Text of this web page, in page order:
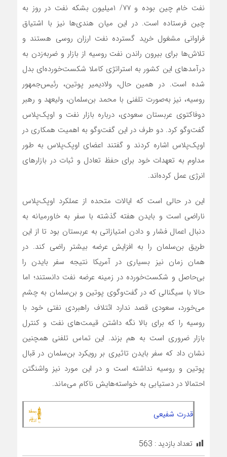
نفت خام چین بوده و ۷۷/ ۱میلیون بشکه نفت در روز به
چین فرستاده است. در این میان هندی‌ها نیز با اشتیاق
فراوانی مشغول خرید گسترده نفت ارزان روسی هستند و
تلاش‌ها برای بیرون راندن نفت روسیه از بازار و ضربه‌زدن به
درآمدهای این کشور به استراتژی کاملا شکست‌خورده‌ای بدل
شده است. در همین حال، ولادیمیر پوتین، رئیس‌جمهور
روسیه، نیز به‌صورت تلفنی با محمد بن‌سلمان، ولیعهد و رهبر
دوفاکتوی عربستان سعودی، درباره بازار نفت و اوپک‌پلاس
گفت‌وگو کرد. دو طرف در این گفت‌وگو به اهمیت همکاری در
اوپک‌پلاس اشاره کردند و گفتند اعضای اوپک‌پلاس به طور
مداوم به تعهدات خود برای حفظ تعادل و ثبات در بازارهای
انرژی عمل کرده‌اند.
این در حالی است که ایالات متحده از عملکرد اوپک‌پلاس
ناراضی است و بایدن هفته گذشته با سفر به خاورمیانه به
دنبال اعمال فشار و دادن امتیازاتی به عربستان بود تا از این
طریق بن‌سلمان را به افزایش عرضه بیشتر راضی کند. در
همان زمان نیز بسیاری در آمریکا نتیجه سفر بایدن را
بی‌حاصل و شکست‌خورده در زمینه عرضه نفت دانستند؛ اما
حالا با سیگنالی که در گفت‌وگوی پوتین و بن‌سلمان به چشم
می‌خورد، سعودی قصد ندارد ائتلاف راهبردی نفتی خود با
روسیه را که برای بالا نگه داشتن قیمت‌های نفت و کنترل
بازار ضروری است به هم بزند. این تماس تلفنی همچنین
نشان داد که سفر بایدن تاثیری بر رویکرد بن‌سلمان در قبال
پوتین و روسیه نداشته است و در این مورد نیز واشنگتن
احتمالا در دستیابی به خواسته‌هایش ناکام می‌ماند.
قدرت شفیعی
تعداد بازدید : 563